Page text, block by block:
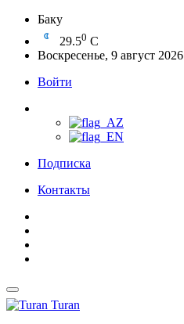
Баку
29.50 C
Воскресенье, 9 август 2026
Войти
Подписка
Контакты
Turan